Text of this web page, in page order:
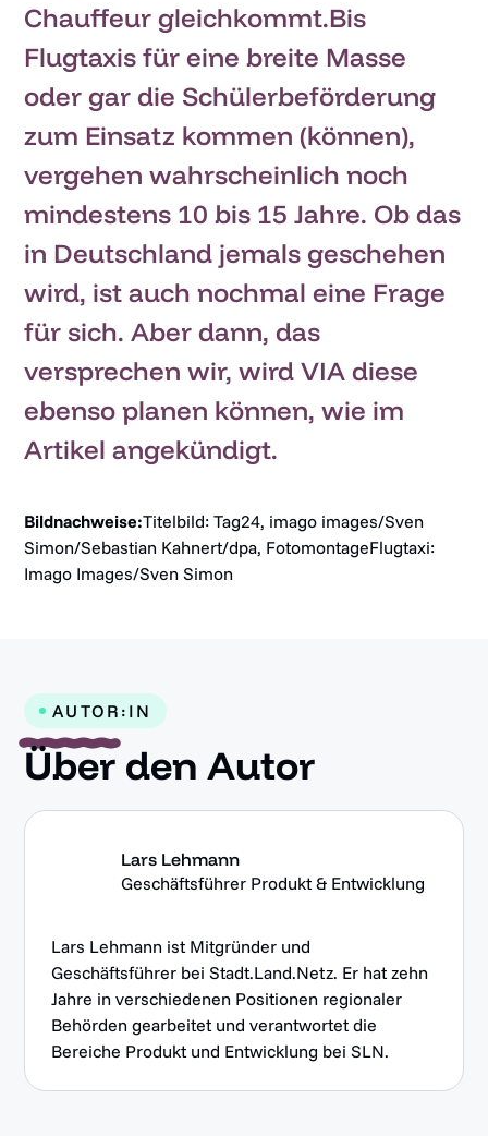
Chauffeur gleichkommt.Bis
Flugtaxis für eine breite Masse
oder gar die Schülerbeförderung
zum Einsatz kommen (können),
vergehen wahrscheinlich noch
mindestens 10 bis 15 Jahre. Ob das
in Deutschland jemals geschehen
wird, ist auch nochmal eine Frage
für sich. Aber dann, das
versprechen wir, wird VIA diese
ebenso planen können, wie im
Artikel angekündigt.
Bildnachweise:Titelbild: Tag24, imago images/Sven
Simon/Sebastian Kahnert/dpa, FotomontageFlugtaxi:
Imago Images/Sven Simon
AUTOR:IN
Überden Autor
Lars Lehmann
Geschäftsführer Produkt & Entwicklung
Lars Lehmann ist Mitgründer und
Geschäftsführer bei Stadt.Land.Netz. Er hat zehn
Jahre in verschiedenen Positionen regionaler
Behörden gearbeitet und verantwortet die
Bereiche Produkt und Entwicklung bei SLN.